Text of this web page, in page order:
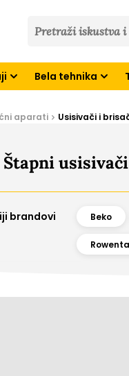
Bela tehnika
aparati Usisivači i
brandovi Beko
Rowenta